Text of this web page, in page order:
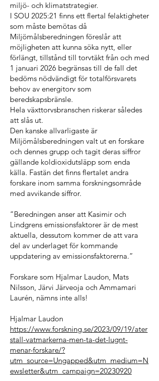
miljö- och klimatstrategier.
I SOU 2025:21 finns ett flertal felaktigheter
som måste bemötas då
Miljömålsberedningen föreslår att
möjligheten att kunna söka nytt, eller
förlängt, tillstånd till torvtäkt från och med
1 januari 2026 begränsas till de fall det
bedöms nödvändigt för totalförsvarets
behov av energitorv som
beredskapsbränsle.
Hela växttorvsbranschen riskerar således
att slås ut.
Den kanske allvarligaste är
Miljömålsberedningen valt ut en forskare
och dennes grupp och tagit deras siffror
gällande koldioxidutsläpp som enda
källa. Fastän det finns flertalet andra
forskare inom samma forskningsområde
med avvikande siffror.
”Beredningen anser att Kasimir och
Lindgrens emissionsfaktorer är de mest
aktuella, dessutom kommer de att vara
del av underlaget för kommande
uppdatering av emissionsfaktorerna.”
Forskare som Hjalmar Laudon, Mats
Nilsson, Järvi Järveoja och Ammamari
Laurén, nämns inte alls!
Hjalmar Laudon
https://www.forskning.se/2023/09/19/ater
stall-vatmarkerna-men-ta-det-lugnt-
menar-forskare/?
utm_source=Ungapped&utm_medium=N
ewsletter&utm_campaign=20230920